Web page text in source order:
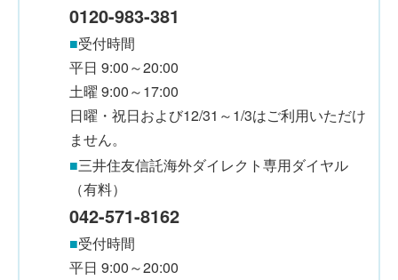
0120-983-381
■受付時間
平日 9:00～20:00
土曜 9:00～17:00
日曜・祝日および12/31～1/3はご利用いただけ
ません。
■三井住友信託海外ダイレクト専用ダイヤル
（有料）
042-571-8162
■受付時間
平日 9:00～20:00